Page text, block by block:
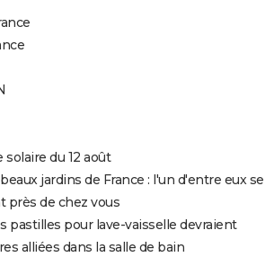
solaire du 12 août
jardins de France : l'un d'entre eux se
près de chez vous
pastilles pour lave-vaisselle devraient
alliées dans la salle de bain